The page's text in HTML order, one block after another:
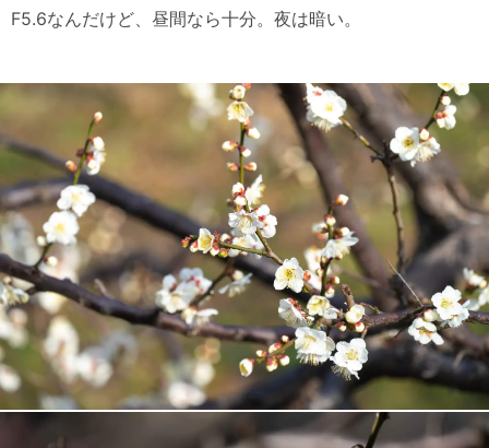
F5.6なんだけど、昼間なら十分。夜は暗い。